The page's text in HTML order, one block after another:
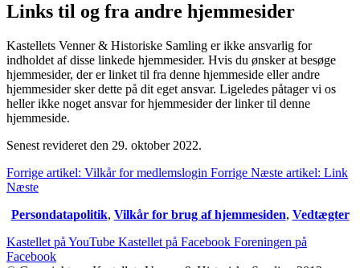
Links til og fra andre hjemmesider
Kastellets Venner & Historiske Samling er ikke ansvarlig for
indholdet af disse linkede hjemmesider. Hvis du ønsker at besøge
hjemmesider, der er linket til fra denne hjemmeside eller andre
hjemmesider sker dette på dit eget ansvar. Ligeledes påtager vi os
heller ikke noget ansvar for hjemmesider der linker til denne
hjemmeside.
Senest revideret den 29. oktober 2022.
Forrige artikel: Vilkår for medlemslogin Forrige Næste artikel: Link
Næste
Persondatapolitik, Vilkår for brug af hjemmesiden, Vedtægter
Kastellet på YouTube Kastellet på Facebook Foreningen på
Facebook